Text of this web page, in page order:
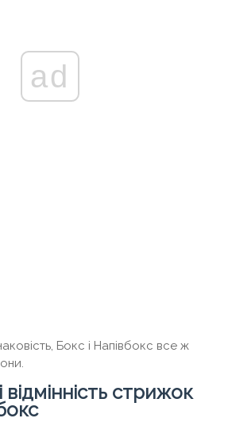
ad
Бокс і Напівбокс все ж
відмінність стрижок